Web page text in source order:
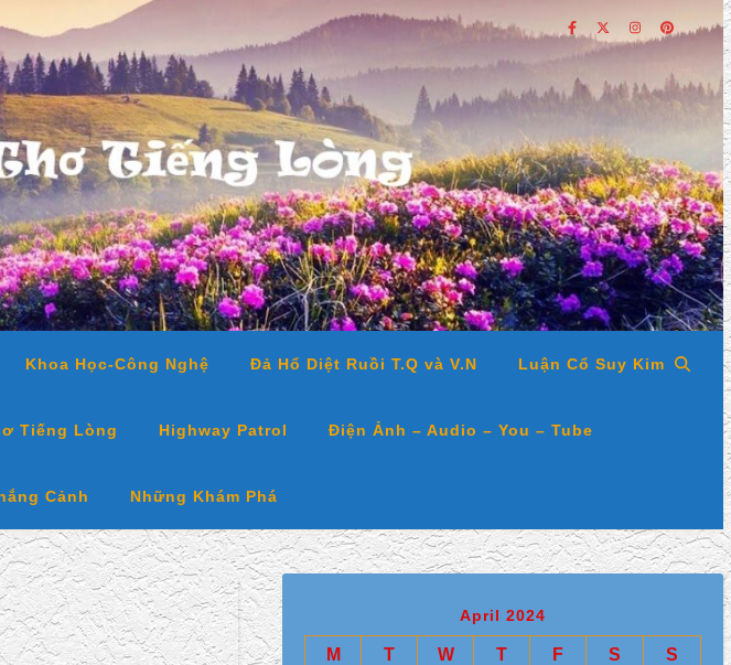
Khoa Học-Công Nghệ Đả Hổ Diệt Ruồi T.Q và V.N Luận Cổ Suy Kim
Tiếng Lòng Highway Patrol Điện Ảnh – Audio – You – Tube
Cảnh Những Khám Phá
April 2024
M T W T F S
S